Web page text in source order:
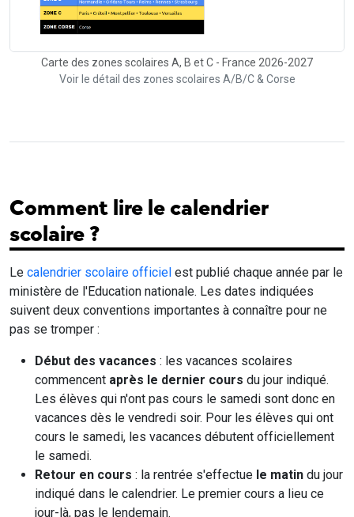
Carte des zones scolaires A, B et C - France 2026-2027
Voir le détail des zones scolaires A/B/C & Corse
Comment lire le calendrier
scolaire ?
Le calendrier scolaire officiel est publié chaque année par le
ministère de l'Education nationale. Les dates indiquées
suivent deux conventions importantes à connaître pour ne
pas se tromper :
Début des vacances : les vacances scolaires
commencent après le dernier cours du jour indiqué.
Les élèves qui n'ont pas cours le samedi sont donc en
vacances dès le vendredi soir. Pour les élèves qui ont
cours le samedi, les vacances débutent officiellement
le samedi.
Retour en cours : la rentrée s'effectue le matin du jour
indiqué dans le calendrier. Le premier cours a lieu ce
jour-là, pas le lendemain.